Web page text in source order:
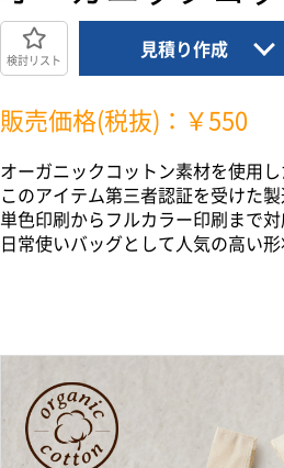
検討リスト
見積り作成
販売価格(税抜)：￥550
オーガニックコットン素材を使用し
このアイテム第三者認証を受けた
単色印刷からフルカラー印刷まで
日常使いバッグとして人気の高い